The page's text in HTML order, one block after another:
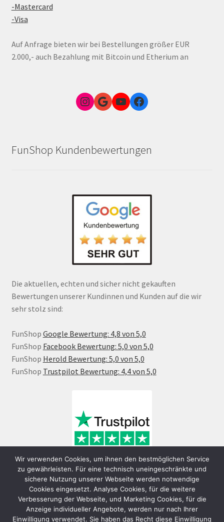
-Mastercard
-Visa
Auf Anfrage bieten wir bei Bestellungen größer EUR
2.000,- auch Bezahlung mit Bitcoin und Etherium an
Instagram
Google Link zum FunShop WienYouTubeFacebook
FunShop Kundenbewertungen
Die aktuellen, echten und sicher nicht gekauften
Bewertungen unserer Kundinnen und Kunden auf die wir
sehr stolz sind:
FunShop Google Bewertung: 4,8 von 5,0
FunShop Facebook Bewertung: 5,0 von 5,0
FunShop Herold Bewertung: 5,0 von 5,0
FunShop Trustpilot Bewertung: 4,4 von 5,0
Wir verwenden Cookies, um ihnen den bestmöglichen Service
zu gewährleisten. Für eine technisch uneingeschränkte und
sichere Nutzung unserer Webseite werden notwendige
Cookies eingesetzt. Analyse Cookies, für die weitere
Verbesserung der Webseite, und Marketing Cookies, für die
Anzeige individueller Angebote, werden nur nach Ihrer
Einwilligung verwendet. Sie haben das Recht diese Einwilligung